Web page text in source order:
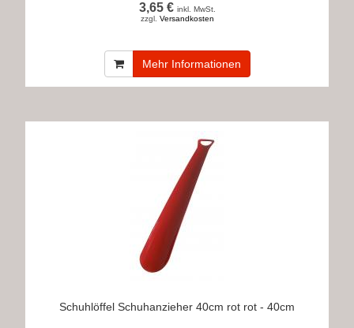
3,65 € inkl. MwSt.
zzgl. Versandkosten
Mehr Informationen
Schuhlöffel Schuhanzieher 40cm rot rot - 40cm